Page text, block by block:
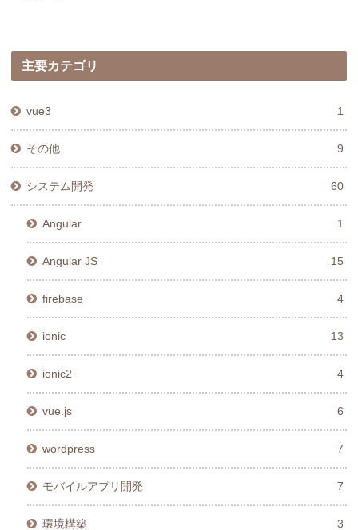
主要カテゴリ
vue3 1
その他 9
システム開発 60
Angular 1
Angular JS 15
firebase 4
ionic 13
ionic2 4
vue.js 6
wordpress 7
モバイルアプリ開発 7
環境構築 3